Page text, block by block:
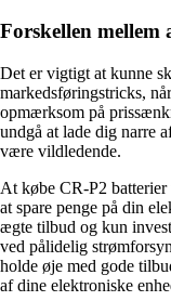
Forskellen
Det er vigtigt at kunne
markedsføringstricks,
opmærksom på
undgå at lade dig narre
være vildledende.
At købe CR-P2
at spare penge på din
ægte tilbud og kun
ved pålidelig
holde øje med gode
af dine elektroniske